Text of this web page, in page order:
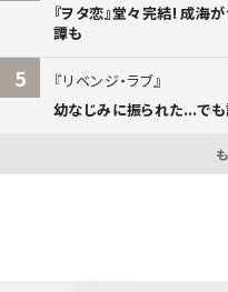
『ヲタ恋』堂々完結! 成海
譚も
5
リベンジ・ラブ
幼なじみに振られた...でも